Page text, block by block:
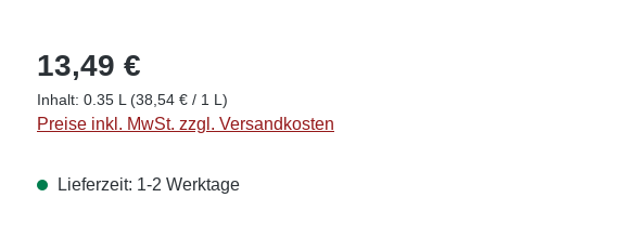
13,49 €
Inhalt: 0.35 L (38,54 € / 1 L)
Preise inkl. MwSt. zzgl. Versandkosten
Lieferzeit: 1-2 Werktage